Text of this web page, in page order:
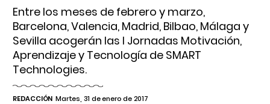
Entre los meses de febrero y marzo,
Barcelona, Valencia, Madrid, Bilbao, Málaga y
Sevilla acogerán las I Jornadas Motivación,
Aprendizaje y Tecnología de SMART
Technologies.
REDACCIÓN Martes, 31 de enero de 2017